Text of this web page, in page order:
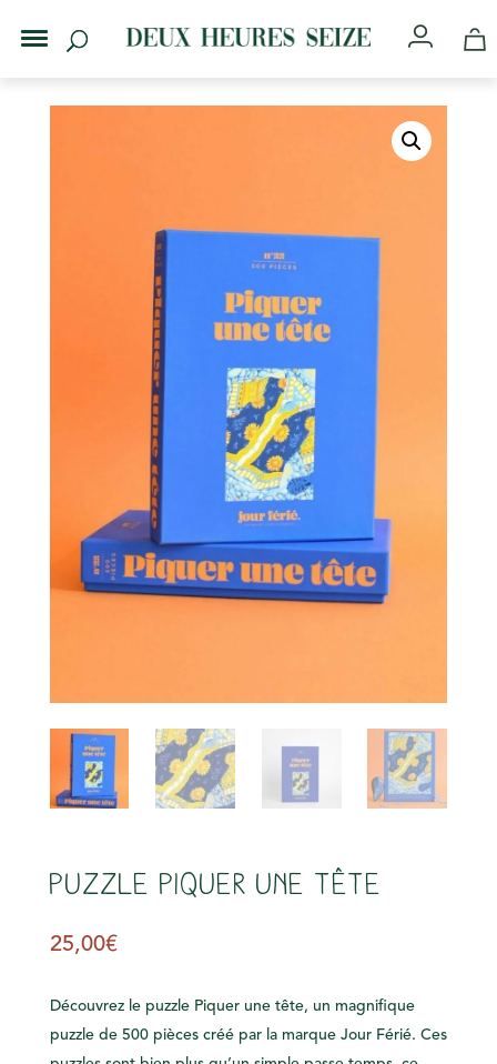
Puzzle Piquer une tête
25,00€
Découvrez le puzzle Piquer une tête, un magnifique
puzzle de 500 pièces créé par la marque Jour Férié. Ces